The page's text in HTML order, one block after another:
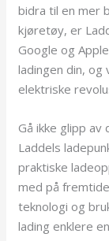
bidra til en mer
kjøretøy, er
Google og
ladingen din,
elektriske
Gå ikke glipp
Laddels
praktiske
med på
teknologi og
lading enklere